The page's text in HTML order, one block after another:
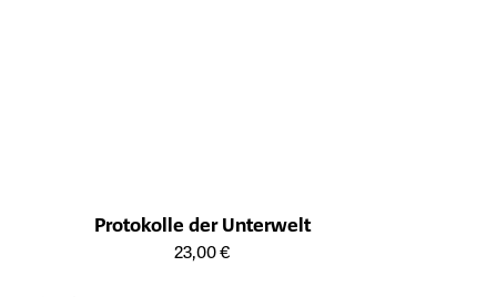
Protokolle der Unterwelt
Öffnet die Detailseite des Produkts
23,00 €